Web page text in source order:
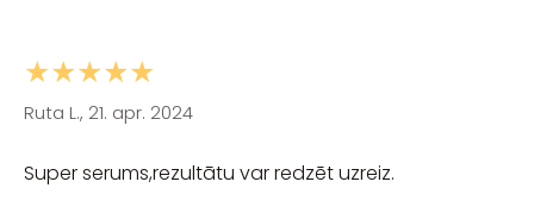
★★★★★
Ruta L., 21. apr. 2024
Super serums,rezultātu var redzēt uzreiz.